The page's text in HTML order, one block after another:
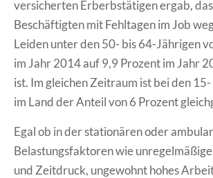
versicherten Erberbstätigen ergab,
Beschäftigten mit Fehltagen im Job
Leiden unter den 50- bis 64-Jährigen
im Jahr 2014 auf 9,9 Prozent im Jahr
ist. Im gleichen Zeitraum ist bei den
im Land der Anteil von 6 Prozent
Egal ob in der stationären oder
Belastungsfaktoren wie
und Zeitdruck, ungewohnt hohes